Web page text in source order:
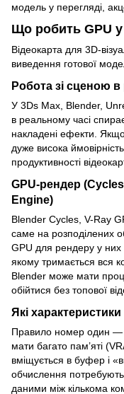
модель у перегляді,
Що робить GPU у
Відеокарта для 3D-
виведення готової
Робота зі сценою в
У 3Ds Max, Blender,
в реальному часі
накладені ефекти.
дуже висока
продуктивності
GPU-рендер
Engine)
Blender Cycles, V-Ray
саме на розподілених
GPU для рендеру у
якому тримається вся
Blender може мати
обійтися без топової
Які
Правило номер один —
мати багато пам’яті
вміщується в буфер і
обчислення потребують
даними між кількома